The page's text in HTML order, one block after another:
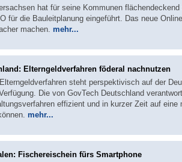
hat für seine Kommunen
für die Bauleitplanung eingeführt. Das neue
machen. mehr...
Elterngeldverfahren föderal nachnutzen
steht perspektivisch auf der
Die von GovTech Deutschland
effizient und in kurzer Zeit auf
mehr...
Fischereischein fürs Smartphone